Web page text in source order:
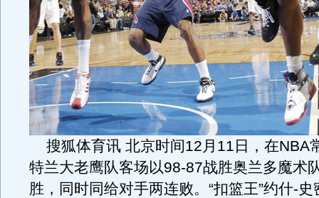
搜狐体育讯 北京时间12月11日，在NBA
特兰大老鹰队客场以98-87战胜奥兰多魔术
胜，同时同给对手两连败。“扣篮王”约什-